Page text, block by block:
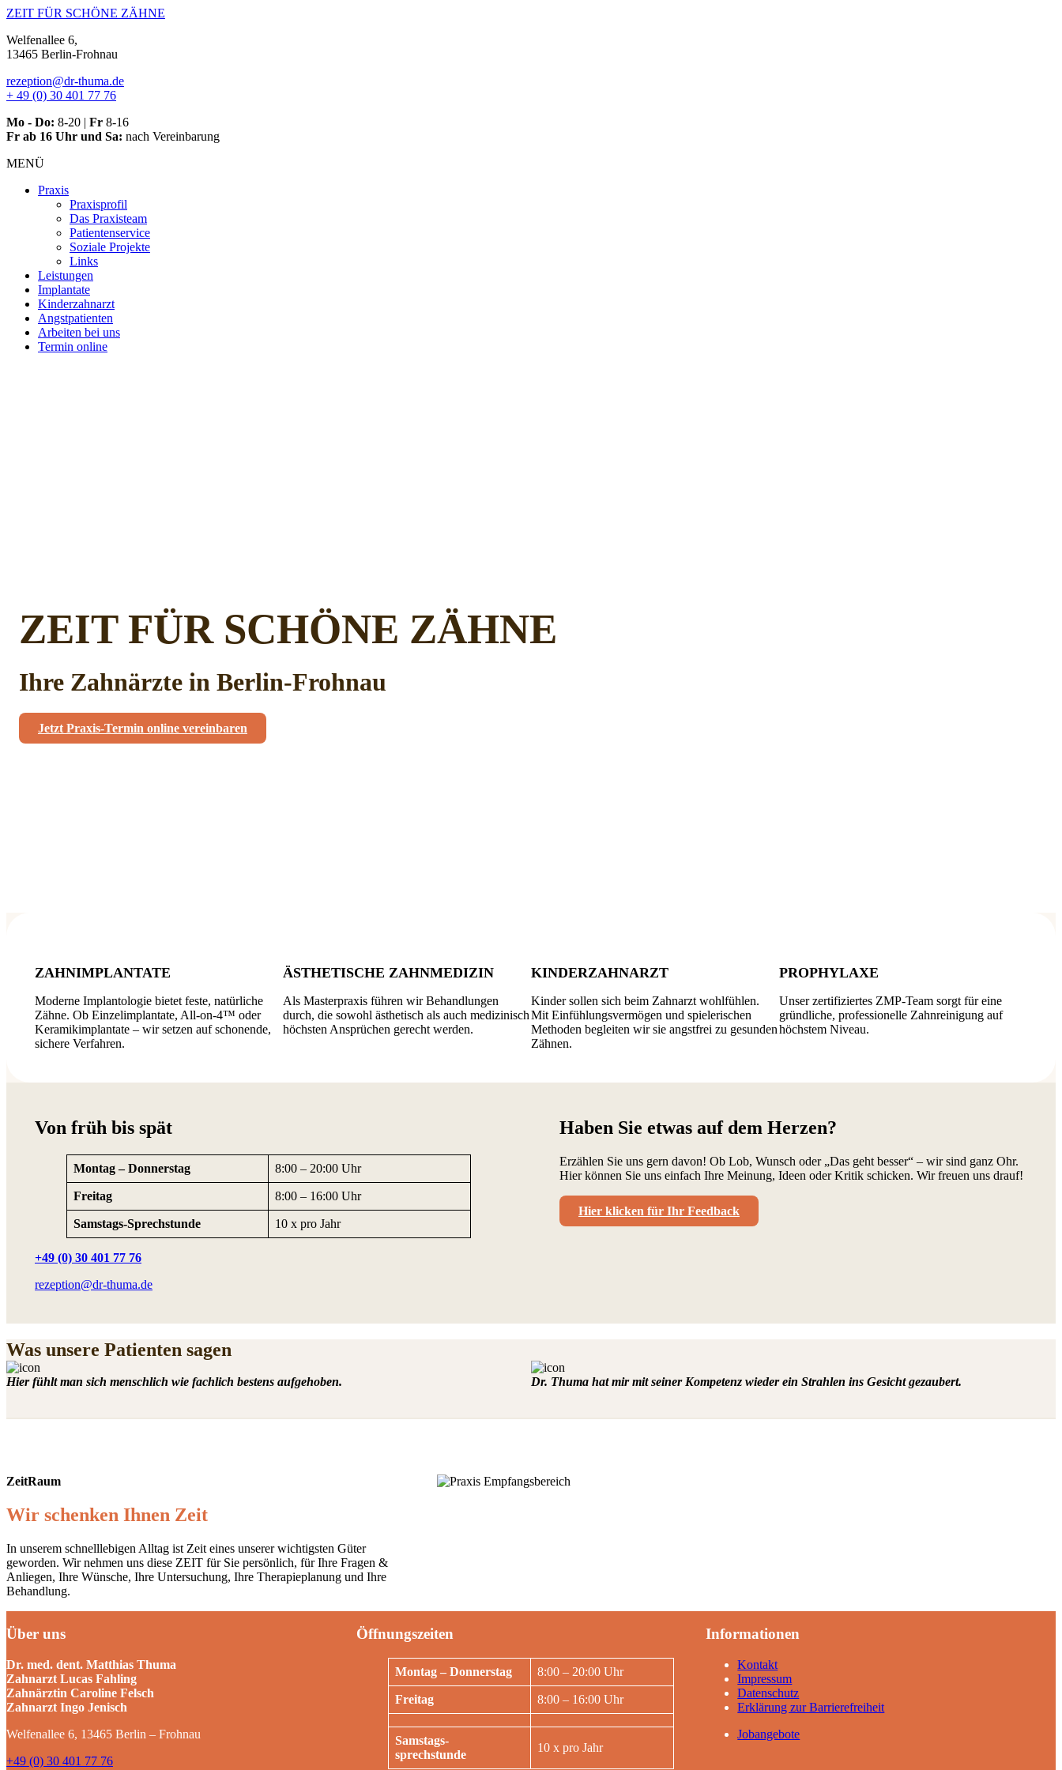
Zum
springen
ZEIT FÜR SCHÖNE ZÄHNE
Welfenallee 6,
13465 Berlin-Frohnau
rezeption@dr-thuma.de
+ 49 (0) 30 401 77 76
Mo - Do: 8-20 | Fr 8-16
Fr ab 16 Uhr und Sa: nach Vereinbarung
MENÜ
Praxis
Praxisprofil
Das Praxisteam
Patientenservice
Soziale Projekte
Links
Leistungen
Implantate
Kinderzahnarzt
Angstpatienten
Arbeiten bei uns
Termin online
ZEIT FÜR SCHÖNE ZÄHNE
Ihre Zahnärzte in Berlin-Frohnau
Jetzt Praxis-Termin online vereinbaren
ZAHNIMPLANTATE
Moderne Implantologie bietet feste, natürliche
Zähne. Ob Einzelimplantate, All-on-4™ oder
Keramikimplantate – wir setzen auf schonende,
sichere Verfahren.
ÄSTHETISCHE ZAHNMEDIZIN
Als Masterpraxis führen wir Behandlungen
durch, die sowohl ästhetisch als auch medizinisch
höchsten Ansprüchen gerecht werden.
KINDERZAHNARZT
Kinder sollen sich beim Zahnarzt wohlfühlen.
Mit Einfühlungsvermögen und spielerischen
Methoden begleiten wir sie angstfrei zu gesunden
Zähnen.
PROPHYLAXE
Unser zertifiziertes ZMP-Team sorgt für eine
gründliche, professionelle Zahnreinigung auf
höchstem Niveau.
Von früh bis spät
Montag – Donnerstag 8:00 – 20:00 Uhr
Freitag 8:00 – 16:00 Uhr
Samstags-Sprechstunde 10 x pro Jahr
+49 (0) 30 401 77 76
rezeption@dr-thuma.de
Haben Sie etwas auf dem Herzen?
Erzählen Sie uns gern davon! Ob Lob, Wunsch oder „Das geht besser“ – wir sind ganz Ohr.
Hier können Sie uns einfach Ihre Meinung, Ideen oder Kritik schicken. Wir freuen uns drauf!
Hier klicken für Ihr Feedback
Was unsere Patienten sagen
Hier fühlt man sich menschlich wie fachlich bestens aufgehoben. Dr. Thuma hat mir mit seiner Kompetenz wieder ein Strahlen ins Gesicht gezaubert.
ZeitRaum
Wir schenken Ihnen Zeit
In unserem schnelllebigen Alltag ist Zeit eines unserer wichtigsten Güter
geworden. Wir nehmen uns diese ZEIT für Sie persönlich, für Ihre Fragen &
Anliegen, Ihre Wünsche, Ihre Untersuchung, Ihre Therapieplanung und Ihre
Behandlung.
Über uns
Dr. med. dent. Matthias Thuma
Zahnarzt Lucas Fahling
Zahnärztin Caroline Felsch
Zahnarzt Ingo Jenisch
Welfenallee 6, 13465 Berlin – Frohnau
+49 (0) 30 401 77 76
Öffnungszeiten
Montag – Donnerstag 8:00 – 20:00 Uhr
Freitag 8:00 – 16:00 Uhr
Samstags-
sprechstunde
10 x pro Jahr
Informationen
Kontakt
Impressum
Datenschutz
Erklärung zur Barrierefreiheit
Jobangebote